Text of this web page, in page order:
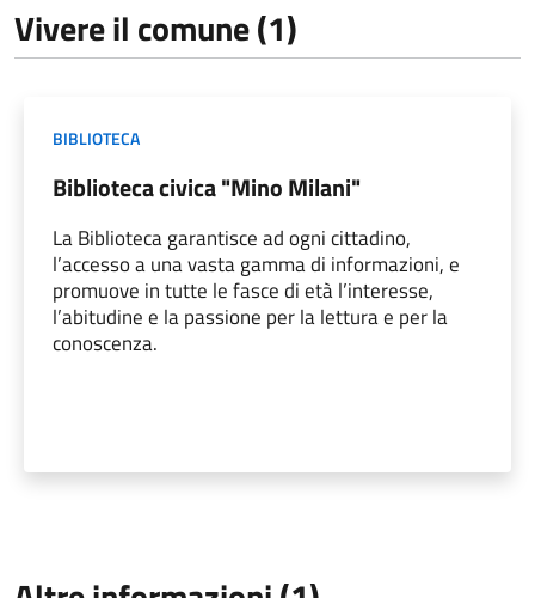
Vivere il comune (1)
BIBLIOTECA
Biblioteca civica "Mino Milani"
La Biblioteca garantisce ad ogni cittadino,
l’accesso a una vasta gamma di informazioni, e
promuove in tutte le fasce di età l’interesse,
l’abitudine e la passione per la lettura e per la
conoscenza.